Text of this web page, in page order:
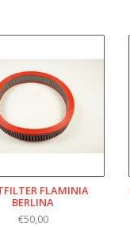
FLAMINIA
BERLINA
€50,00